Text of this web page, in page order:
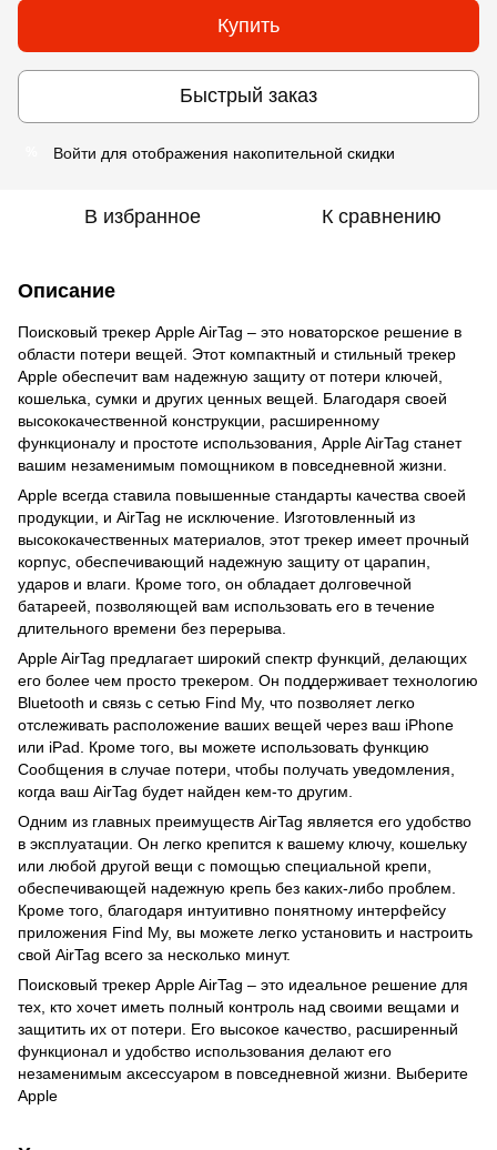
Купить
Быстрый заказ
Войти для отображения накопительной скидки
В избранное К сравнению
Описание
Поисковый трекер Apple AirTag – это новаторское решение в
области потери вещей. Этот компактный и стильный трекер
Apple обеспечит вам надежную защиту от потери ключей,
кошелька, сумки и других ценных вещей. Благодаря своей
высококачественной конструкции, расширенному
функционалу и простоте использования, Apple AirTag станет
вашим незаменимым помощником в повседневной жизни.
Apple всегда ставила повышенные стандарты качества своей
продукции, и AirTag не исключение. Изготовленный из
высококачественных материалов, этот трекер имеет прочный
корпус, обеспечивающий надежную защиту от царапин,
ударов и влаги. Кроме того, он обладает долговечной
батареей, позволяющей вам использовать его в течение
длительного времени без перерыва.
Apple AirTag предлагает широкий спектр функций, делающих
его более чем просто трекером. Он поддерживает технологию
Bluetooth и связь с сетью Find My, что позволяет легко
отслеживать расположение ваших вещей через ваш iPhone
или iPad. Кроме того, вы можете использовать функцию
Сообщения в случае потери, чтобы получать уведомления,
когда ваш AirTag будет найден кем-то другим.
Одним из главных преимуществ AirTag является его удобство
в эксплуатации. Он легко крепится к вашему ключу, кошельку
или любой другой вещи с помощью специальной крепи,
обеспечивающей надежную крепь без каких-либо проблем.
Кроме того, благодаря интуитивно понятному интерфейсу
приложения Find My, вы можете легко установить и настроить
свой AirTag всего за несколько минут.
Поисковый трекер Apple AirTag – это идеальное решение для
тех, кто хочет иметь полный контроль над своими вещами и
защитить их от потери. Его высокое качество, расширенный
функционал и удобство использования делают его
незаменимым аксессуаром в повседневной жизни. Выберите
Apple